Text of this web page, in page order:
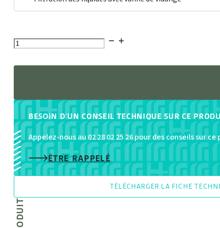
quantité
Bennes
hauteur
BESOIN D'UN CONSEIL TECHNIQUE SUR CE
Appelez-nous au 02 28 02 25 26 pour des conseils sur
ÊTRE RAPPELÉ
TÉLÉCHARGER LA FICHE